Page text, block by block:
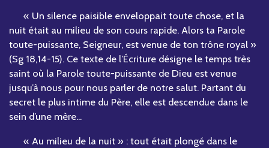
« Un silence paisible enveloppait toute chose, et la
nuit était au milieu de son cours rapide. Alors ta Parole
toute-puissante, Seigneur, est venue de ton trône royal »
(Sg 18,14-15). Ce texte de l’Écriture désigne le temps très
saint où la Parole toute-puissante de Dieu est venue
jusqu’à nous pour nous parler de notre salut. Partant du
secret le plus intime du Père, elle est descendue dans le
sein d’une mère...
« Au milieu de la nuit » : tout était plongé dans le